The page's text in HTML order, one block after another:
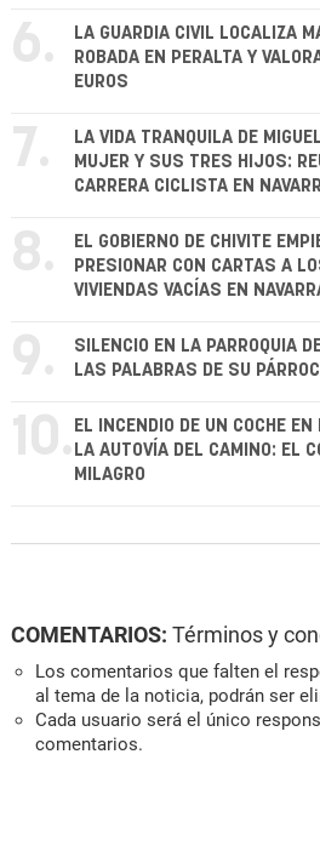
6.
LA GUARDIA CIVIL LOCALIZA
ROBADA EN PERALTA Y
EUROS
7.
LA VIDA TRANQUILA DE
MUJER Y SUS TRES HIJOS:
CARRERA CICLISTA EN
8.
EL GOBIERNO DE CHIVITE
PRESIONAR CON CARTAS A
VIVIENDAS VACÍAS EN
9.
SILENCIO EN LA PARROQUIA
LAS PALABRAS DE SU
10. EL INCENDIO DE UN COCHE
LA AUTOVÍA DEL CAMINO: EL
MILAGRO
COMENTARIOS: Términos y
Los comentarios que falten el
al tema de la noticia, podrán ser
Cada usuario será el único
comentarios.